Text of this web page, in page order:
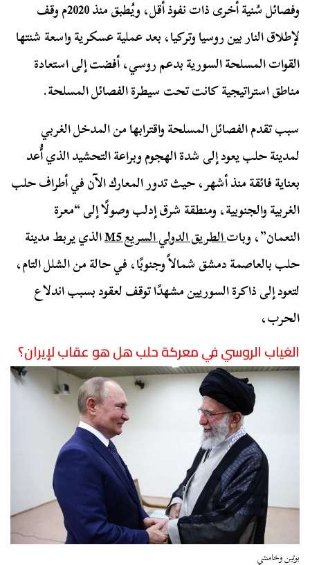
وفصائل سُنية أخرى ذات نفوذ أقل، ويُطبق منذ 2020م وقف
لإطلاق النار بين روسيا وتركيا، بعد عملية عسكرية واسعة شنتها
القوات المسلحة السورية بدعم روسي، أفضت إلى استعادة
مناطق استراتيجية كانت تحت سيطرة الفصائل المسلحة.
سبب تقدم الفصائل المسلحة واقترابها من المدخل الغربي
لمدينة حلب يعود إلى شدة الهجوم وبراعة التحشيد الذي أُعد
بعناية فائقة منذ أشهر، حيث تدور المعارك الآن في أطراف حلب
الغربية والجنوبية، ومنطقة شرق إدلب وصولًا إلى “معرة
النعمان”، وباتالطريق الدولي السريع M5
الذي يربط مدينة
حلب بالعاصمة دمشق شمالاً وجنوبًا، في حالة من الشلل التام،
لتعود إلى ذاكرة السوريين مشهدًا توقف لعقود بسبب اندلاع
الحرب،
الغياب الروسي في معركة حلب هل هو عقاب لإيران؟
بوتين وخامنئي